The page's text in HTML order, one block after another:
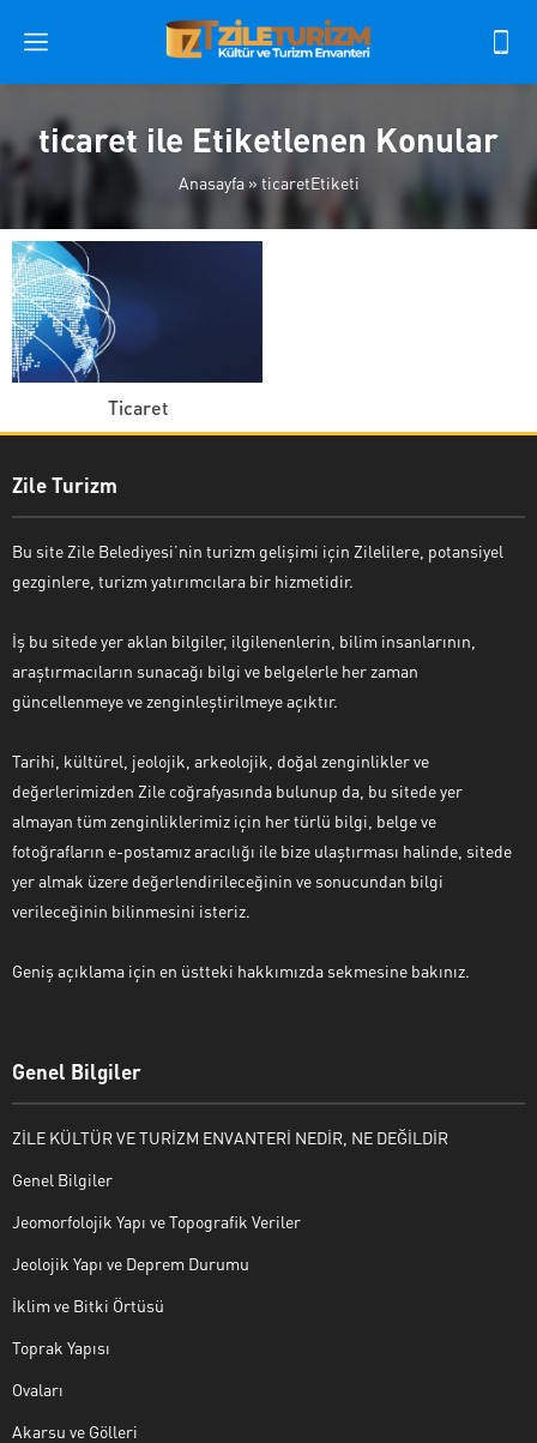
ticaret ile Etiketlenen Konular
Anasayfa» ticaretEtiketi
Ticaret
Zile Turizm
Bu site Zile Belediyesi’nin turizm gelişimi için Zilelilere, potansiyel
gezginlere, turizm yatırımcılara bir hizmetidir.
İş bu sitede yer aklan bilgiler, ilgilenenlerin, bilim insanlarının,
araştırmacıların sunacağı bilgi ve belgelerle her zaman
güncellenmeye ve zenginleştirilmeye açıktır.
Tarihi, kültürel, jeolojik, arkeolojik, doğal zenginlikler ve
değerlerimizden Zile coğrafyasında bulunup da, bu sitede yer
almayan tüm zenginliklerimiz için her türlü bilgi, belge ve
fotoğrafların e-postamız aracılığı ile bize ulaştırması halinde, sitede
yer almak üzere değerlendirileceğinin ve sonucundan bilgi
verileceğinin bilinmesini isteriz.
Geniş açıklama için en üstteki hakkımızda sekmesine bakınız.
Genel Bilgiler
ZİLE KÜLTÜR VE TURİZM ENVANTERİ NEDİR, NE DEĞİLDİR
Genel Bilgiler
Jeomorfolojik Yapı ve Topografik Veriler
Jeolojik Yapı ve Deprem Durumu
İklim ve Bitki Örtüsü
Toprak Yapısı
Ovaları
Akarsu ve Gölleri